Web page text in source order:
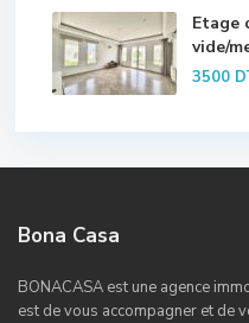
Etage
vide/
3500
Bona Casa
BONACASA est une agence
est de vous accompagner et de